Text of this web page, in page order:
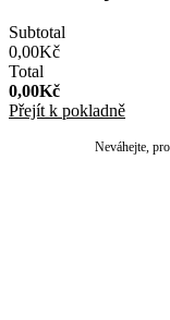
Subtotal
0,00Kč
Total
0,00Kč
Přejít k pokladně
Neváhejte,